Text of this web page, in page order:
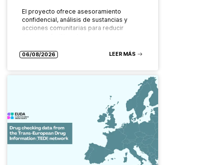
El proyecto ofrece asesoramiento
confidencial, análisis de sustancias y
acciones comunitarias para reducir
de drogas evolucionan constantemente.
06/08/2026 LEER MÁS